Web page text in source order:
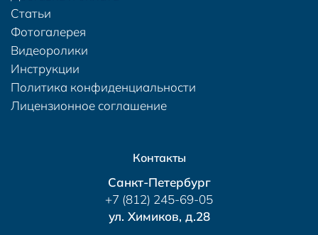
Статьи
Фотогалерея
Видеоролики
Инструкции
Политика конфиденциальности
Лицензионное соглашение
Контакты
Санкт-Петербург
+7 (812) 245-69-05
ул. Химиков, д.28